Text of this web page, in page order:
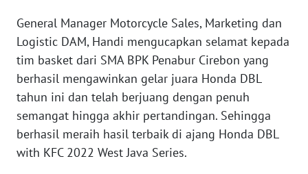
General Manager Motorcycle Sales, Marketing dan
Logistic DAM, Handi mengucapkan selamat kepada
tim basket dari SMA BPK Penabur Cirebon yang
berhasil mengawinkan gelar juara Honda DBL
tahun ini dan telah berjuang dengan penuh
semangat hingga akhir pertandingan. Sehingga
berhasil meraih hasil terbaik di ajang Honda DBL
with KFC 2022 West Java Series.
WN
PAPUA
BARAT
WN
SERAMBI